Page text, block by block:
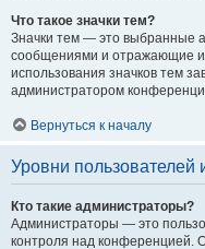
Что такое значки тем?
Значки тем — это выбранные
сообщениями и отражающие
использования значков тем
администратором
Вернуться к началу
Уровни пользователей
Кто такие администраторы?
Администраторы — это
контроля над конференцией.